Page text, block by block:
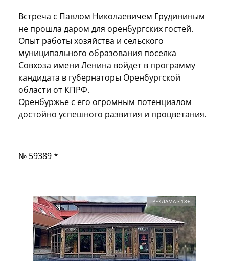
Встреча с Павлом Николаевичем Грудининым
не прошла даром для оренбургских гостей.
Опыт работы хозяйства и сельского
муниципального образования поселка
Совхоза имени Ленина войдет в программу
кандидата в губернаторы Оренбургской
области от КПРФ.
Оренбуржье с его огромным потенциалом
достойно успешного развития и процветания.
№ 59389 *
РЕКЛАМА • 18+